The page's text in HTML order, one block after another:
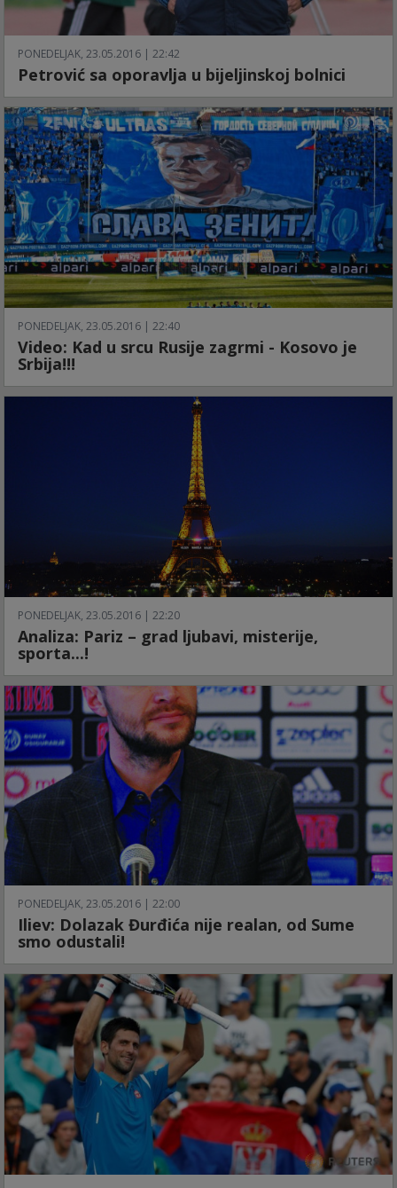
PONEDELJAK, 23.05.2016 | 22:42
Petrović sa oporavlja u bijeljinskoj bolnici
PONEDELJAK, 23.05.2016 | 22:40
Video: Kad u srcu Rusije zagrmi - Kosovo je
Srbija!!!
PONEDELJAK, 23.05.2016 | 22:20
Analiza: Pariz – grad ljubavi, misterije,
sporta...!
PONEDELJAK, 23.05.2016 | 22:00
Iliev: Dolazak Đurđića nije realan, od Sume
smo odustali!